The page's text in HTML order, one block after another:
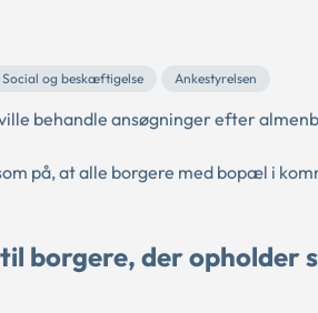
Social og beskæftigelse Ankestyrelsen
behandle ansøgninger efter
på, at alle borgere med bopæl i
borgere, der opholder